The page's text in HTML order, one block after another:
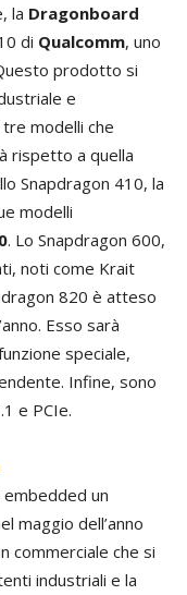
la Dragonboard
di Qualcomm, uno
prodotto si
e
modelli che
rispetto a quella
Snapdragon 410, la
modelli
. Lo Snapdragon 600,
noti come Krait
820 è atteso
Esso sarà
speciale,
Infine, sono
e PCIe.
un
maggio dell’anno
commerciale che si
industriali e la